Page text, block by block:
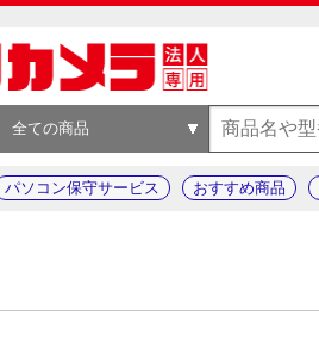
全ての商品
パソコン保守サービス おすすめ商品